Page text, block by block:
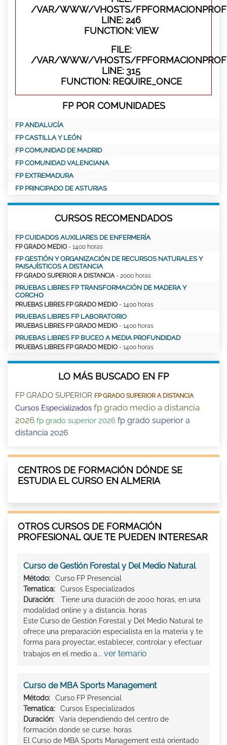
/VAR/WWW/VHOSTS/
LINE: 246
FUNCTION: VIEW
FILE:
/VAR/WWW/VHOSTS/
LINE: 315
FUNCTION: REQUIRE_ONCE
FP POR COMUNIDADES
FP ANDALUCÍA
FP CASTILLA Y LEÓN
FP COMUNIDAD DE MADRID
FP COMUNIDAD VALENCIANA
FP EXTREMADURA
FP PRINCIPADO DE ASTURIAS
CURSOS RECOMENDADOS
FP CUIDADOS AUXILIARES DE ENFERMERÍA
FP GRADO MEDIO - 1400 horas
FP GESTIÓN Y ORGANIZACIÓN DE RECURSOS NATURALES Y
PAISAJÍSTICOS A DISTANCIA
FP GRADO SUPERIOR A DISTANCIA - 2000 horas
PRUEBAS LIBRES FP TRANSFORMACIÓN DE MADERA Y
CORCHO
PRUEBAS LIBRES FP GRADO MEDIO - 1400 horas
PRUEBAS LIBRES FP LABORATORIO
PRUEBAS LIBRES FP GRADO MEDIO - 1400 horas
PRUEBAS LIBRES FP BUCEO A MEDIA PROFUNDIDAD
PRUEBAS LIBRES FP GRADO MEDIO - 1400 horas
LO MÁS BUSCADO EN FP
FP GRADO SUPERIOR FP GRADO SUPERIOR A DISTANCIA
Cursos Especializados fp grado medio a distancia
2026 fp grado superior 2026 fp grado superior a
distancia 2026
CENTROS DE FORMACIÓN DÓNDE SE
ESTUDIA EL CURSO EN ALMERIA
OTROS CURSOS DE FORMACIÓN
PROFESIONAL QUE TE PUEDEN INTERESAR
Curso de Gestión Forestal y Del Medio Natural
Método:
Curso FP Presencial
Tematica:
Cursos Especializados
Duración:
Tiene una duración de 2000 horas, en una
modalidad online y a distancia. horas
Este Curso de Gestión Forestal y Del Medio Natural te
ofrece una preparación especialista en la materia y te
forma para proyectar, establecer, controlar y efectuar
trabajos en el medio a... ver temario
Curso de MBA Sports Management
Método:
Curso FP Presencial
Tematica:
Cursos Especializados
Duración:
Varía dependiendo del centro de
formación donde se curse. horas
El Curso de MBA Sports Management está orientado